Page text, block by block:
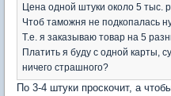
Цена одной штуки около 5 тыс.
Чтоб таможня не подкопалась
Т.е. я заказываю товар на 5
Платить я буду с одной карты,
ничего страшного?
По 3-4 штуки проскочит, а